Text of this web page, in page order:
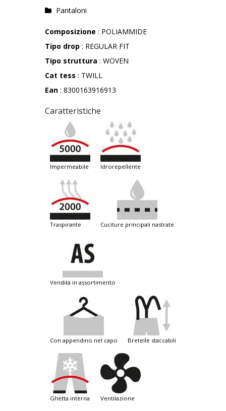
Pantaloni
Composizione : POLIAMMIDE
Tipo drop : REGULAR FIT
Tipo struttura : WOVEN
Cat tess : TWILL
Ean : 8300163916913
Caratteristiche
impermeabile idrorepellente
traspirante cuciture principali nastrate
vendita in assortimento
con appendino nel capo bretelle staccabili
ghetta interna ventilazione